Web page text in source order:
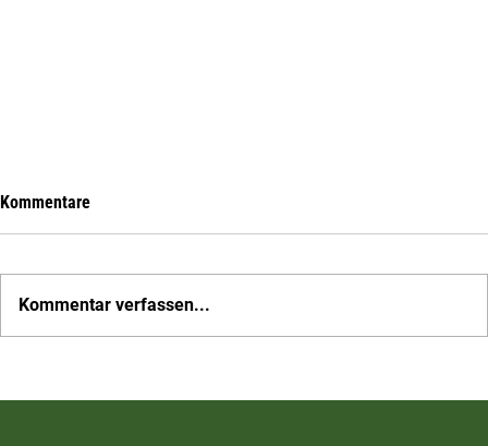
Kommentare
Kommentar verfassen...